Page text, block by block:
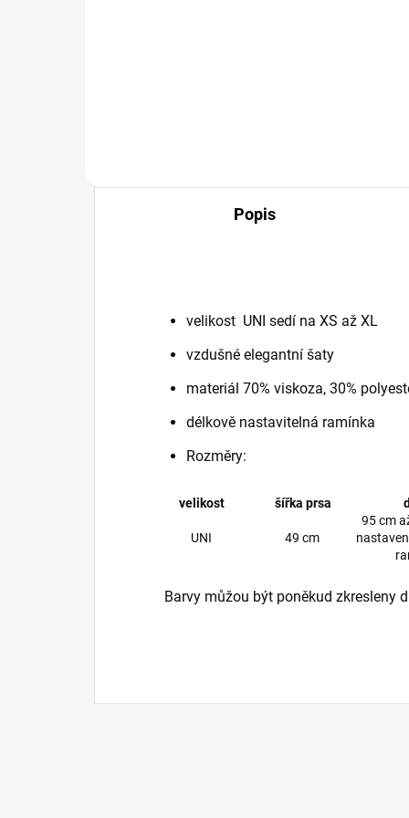
Popis
velikost UNI sedí na XS až XL
vzdušné elegantní šaty
materiál 70% viskoza, 30%
délkově nastavitelná ramínka
Rozměry:
velikost šířka prsa
UNI 49 cm
95 cm
Barvy můžou být poněkud zkresleny